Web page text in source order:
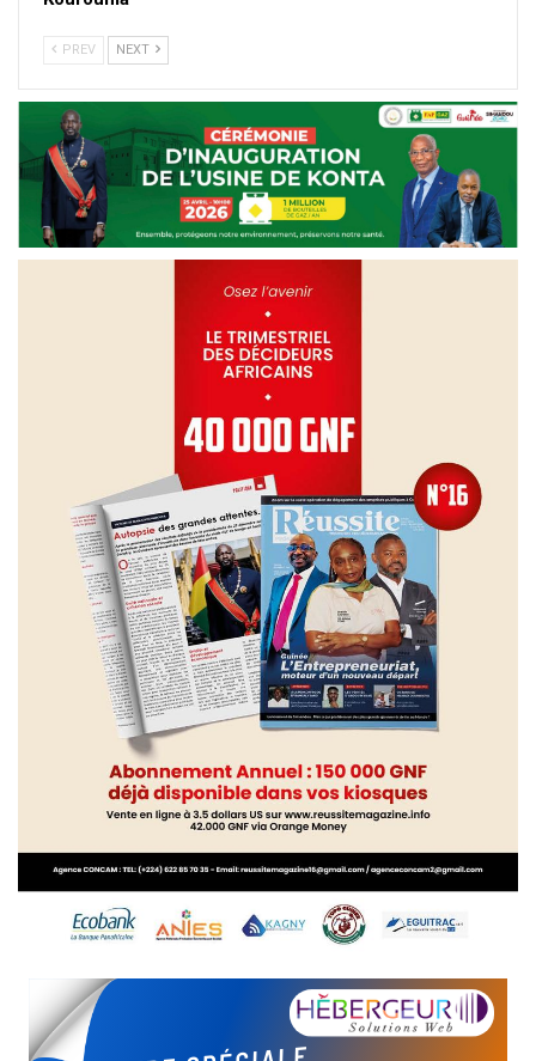
PREV NEXT